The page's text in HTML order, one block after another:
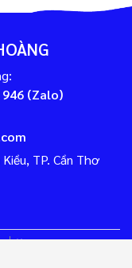
946 (Zalo)
TP. Cần Thơ